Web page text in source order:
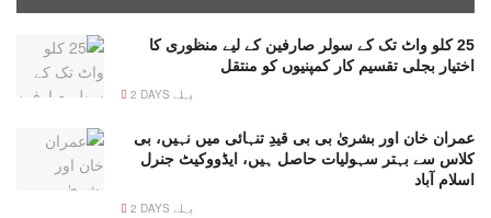
25 کلو واٹ تک کے سولر صارفین کے لیے منظوری کا
اختیار بجلی تقسیم کار کمپنیوں کو منتقل
2 DAYS پہلے
عمران خان اور بشریٰ بی بی قیدِ تنہائی میں نہیں، بی
کلاس سے بہتر سہولیات حاصل ہیں، ایڈووکیٹ جنرل
اسلام آباد
2 DAYS پہلے